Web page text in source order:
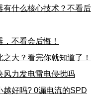
有什么核心技术？不看后
不看会后悔！
大？看完你就知道了！
风力发电雷电侵扰吗
越好吗? 0漏电流的SPD